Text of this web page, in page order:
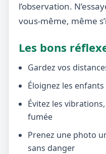
l’observation.
vous-même, même
Les bons
Gardez vos
Éloignez les
Évitez les
fumée
Prenez une photo
sans danger